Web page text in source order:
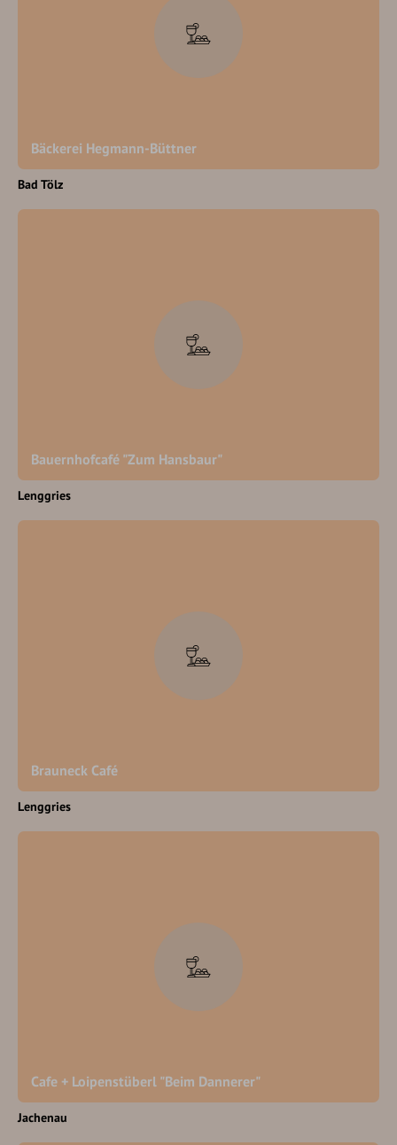
Bäckerei Hegmann-Büttner
Bad Tölz
Bauernhofcafé "Zum Hansbaur"
Lenggries
Brauneck Café
Lenggries
Cafe + Loipenstüberl "Beim Dannerer"
Jachenau